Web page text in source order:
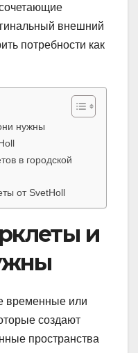
внешний
потребности как
нужны
в городской
от SvetHoll
и
временные или
создают
пространства